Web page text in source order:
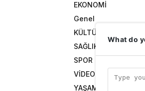
EKONOMİ
Genel
KÜLTÜR SANAT
SAĞLIK
SPOR
VİDEO GALERİ
YAŞAM
What do